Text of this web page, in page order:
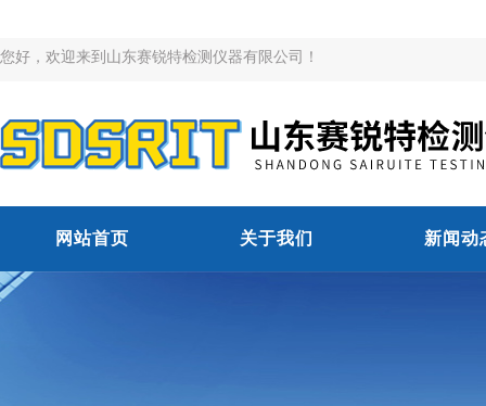
您好，欢迎来到山东赛锐特检测仪器有限公司！
网站首页 关于我们 新闻动